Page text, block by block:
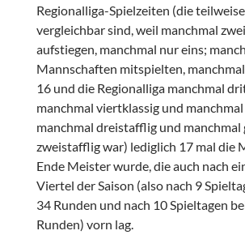
Regionalliga-Spielzeiten (die
vergleichbar sind, weil manchmal
aufstiegen, manchmal nur eins;
Mannschaften mitspielten,
16 und die Regionalliga manchmal
manchmal viertklassig und
manchmal dreistafflig und manchmal
zweistafflig war) lediglich 17 mal die
Ende Meister wurde, die auch nach
Viertel der Saison (also nach 9
34 Runden und nach 10 Spieltagen
Runden) vorn lag.